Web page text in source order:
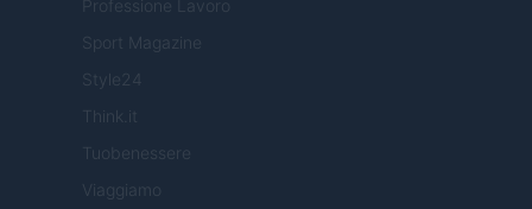
Professione Lavoro
Sport Magazine
Style24
Think.it
Tuobenessere
Viaggiamo